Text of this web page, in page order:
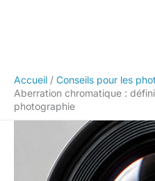
Accueil
Conseils pour les
Aberration chromatique :
photographie